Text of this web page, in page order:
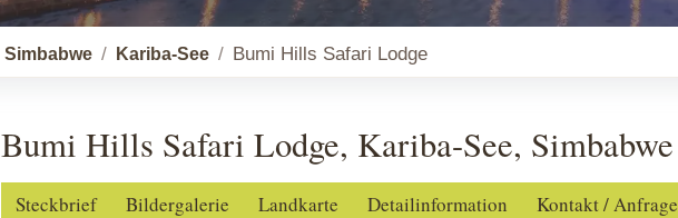
Simbabwe Kariba-See Bumi Hills Safari Lodge
Bumi Hills Safari Lodge, Kariba-See, Simbabwe
Steckbrief Bildergalerie Landkarte Detailinformation Kontakt / Anfrage